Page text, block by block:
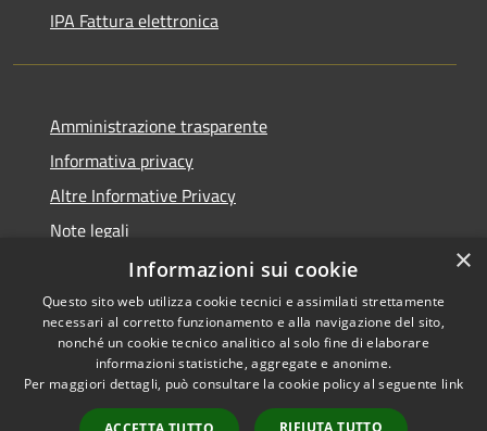
IPA Fattura elettronica
Amministrazione trasparente
Informativa privacy
Altre Informative Privacy
Note legali
Dichiarazione di accessibilità
RSS
Accessibilità
Copyright © 2026 • Comune di
×
Informazioni sui cookie
Questo sito web utilizza cookie tecnici e assimilati strettamente
necessari al corretto funzionamento e alla navigazione del sito,
nonché un cookie tecnico analitico al solo fine di elaborare
informazioni statistiche, aggregate e anonime.
Per maggiori dettagli, può consultare la cookie policy al seguente link
RIFIUTA TUTTO